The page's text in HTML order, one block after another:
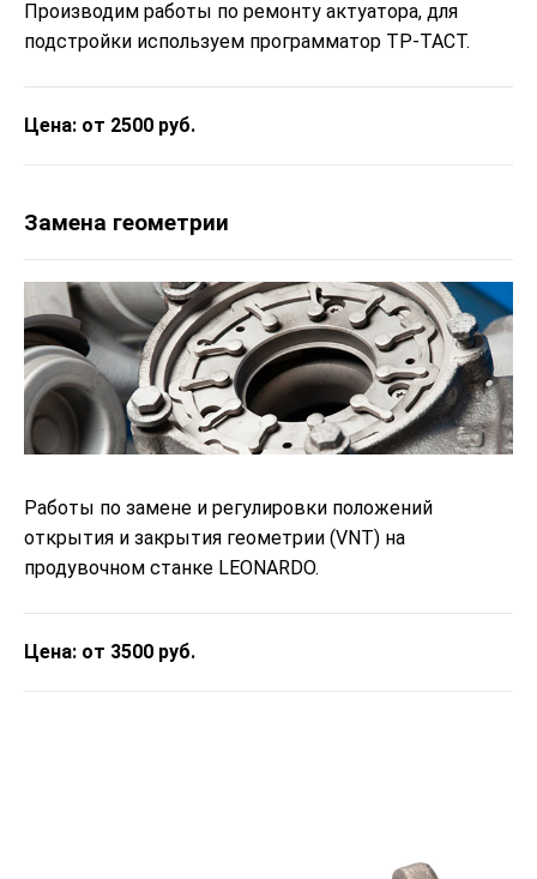
Производим работы по ремонту актуатора, для
подстройки используем программатор ТР-ТАСТ.
Цена: от 2500 руб.
Замена геометрии
Работы по замене и регулировки положений
открытия и закрытия геометрии (VNT) на
продувочном станке LEONARDO.
Цена: от 3500 руб.